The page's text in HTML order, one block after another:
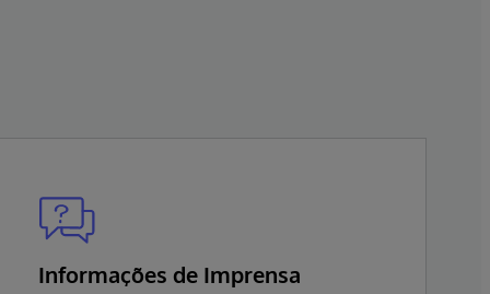
Informações de Imprensa